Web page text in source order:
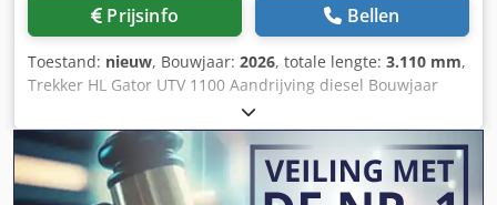
Prijsinfo Bellen
Toestand: nieuw, Bouwjaar: 2026, totale lengte: 3.110 mm,
Trekker HL Gator UTV 1100 Aandrijving diesel Bouwjaar
2026 Cjdpfx Amszh Ra Us Ajrf